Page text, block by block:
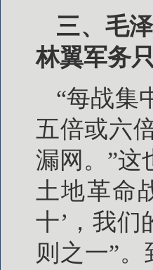
三、毛
林翼军务
“每战集
五倍或六
漏网。”这
土地革命
十’，我们
则之一”